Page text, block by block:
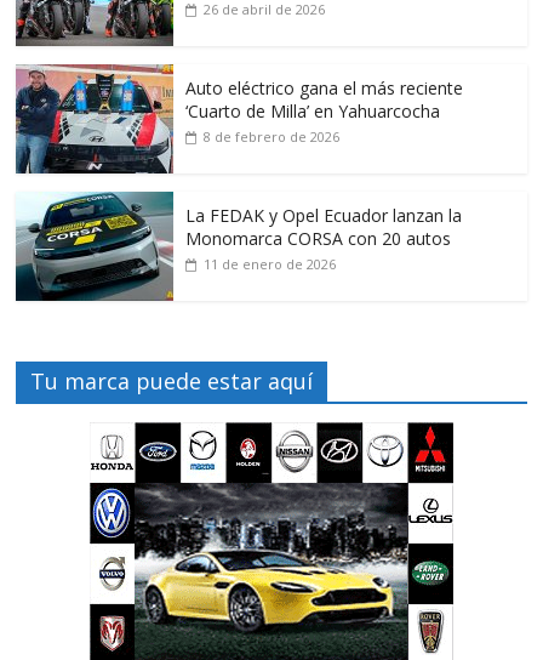
26 de abril de 2026
Auto eléctrico gana el más reciente
‘Cuarto de Milla’ en Yahuarcocha
8 de febrero de 2026
La FEDAK y Opel Ecuador lanzan la
Monomarca CORSA con 20 autos
11 de enero de 2026
Tu marca puede estar aquí